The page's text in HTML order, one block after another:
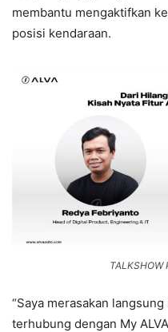
membantu mengaktifkan
posisi kendaraan.
TALKSHOW
“Saya merasakan
terhubung dengan My